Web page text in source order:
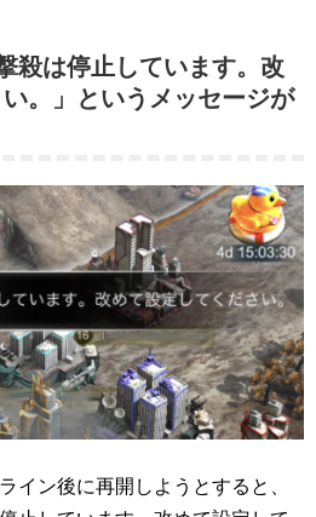
殺は停止しています。改
。」というメッセージが
イン後に再開しようとすると、